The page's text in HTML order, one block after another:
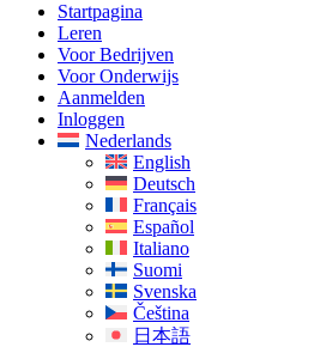
Startpagina
Leren
Voor Bedrijven
Voor Onderwijs
Aanmelden
Inloggen
Nederlands
English
Deutsch
Français
Español
Italiano
Suomi
Svenska
Čeština
日本語